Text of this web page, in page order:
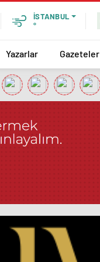
İSTANBUL
°
Yazarlar Gazeteler